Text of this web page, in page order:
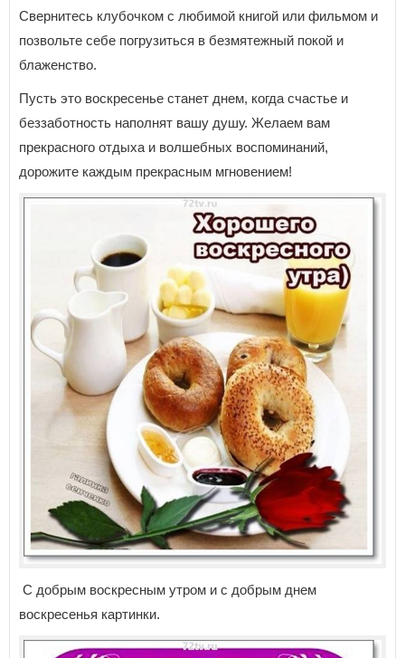
Свернитесь клубочком с любимой книгой или фильмом и
позвольте себе погрузиться в безмятежный покой и
блаженство.
Пусть это воскресенье станет днем, когда счастье и
беззаботность наполнят вашу душу. Желаем вам
прекрасного отдыха и волшебных воспоминаний,
дорожите каждым прекрасным мгновением!
С добрым воскресным утром и с добрым днем
воскресенья картинки.